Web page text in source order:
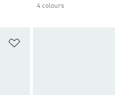
4 colours